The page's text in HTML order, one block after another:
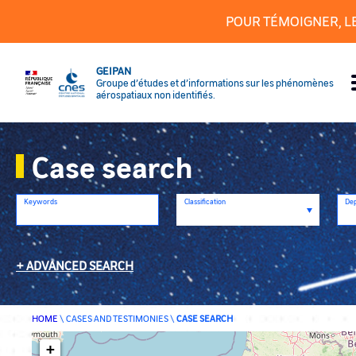
POUR TÉMOIGNER,
GEIPAN
Groupe d’études et d’informations sur les phénomènes
aérospatiaux non identifiés.
Case search
Keywords Classification
ADVANCED SEARCH
HOME \ CASES AND TESTIMONIES\ CASE SEARCH
+